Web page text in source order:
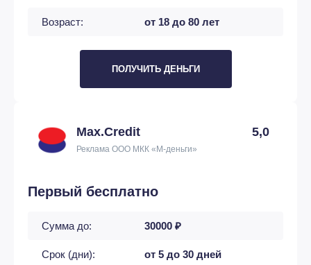
Возраст: от 18 до 80 лет
ПОЛУЧИТЬ ДЕНЬГИ
Max.Credit 5,0
Реклама ООО МКК «М-деньги»
Первый бесплатно
Сумма до: 30000 ₽
Срок (дни): от 5 до 30 дней